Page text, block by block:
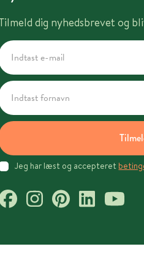
dig nyhedsbrevet og
Jeg har læst og accepteret